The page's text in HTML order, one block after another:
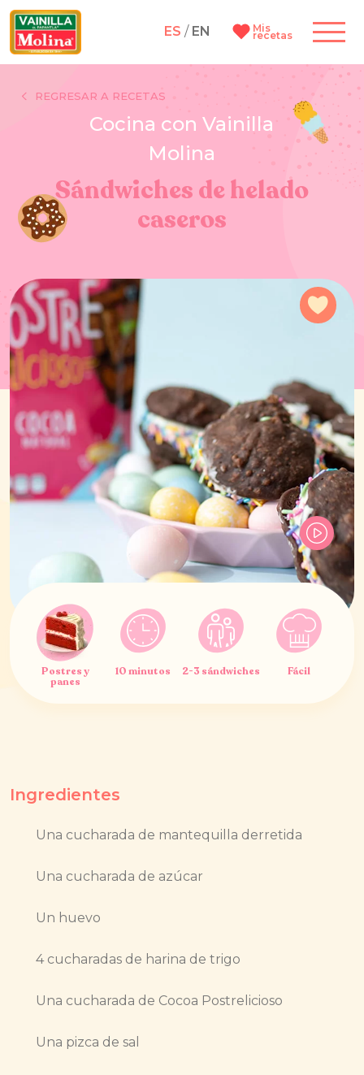
ES / EN Mis
recetas
REGRESAR A RECETAS
Cocina con Vainilla
Molina
Sándwiches de helado
caseros
Postres y
panes
10 minutos 2-3 sándwiches Fácil
Ingredientes
Una cucharada de mantequilla derretida
Una cucharada de azúcar
Un huevo
4 cucharadas de harina de trigo
Una cucharada de Cocoa Postrelicioso
Una pizca de sal